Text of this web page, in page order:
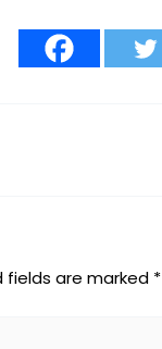
fields are marked *